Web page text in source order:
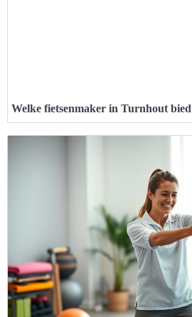
Welke fietsenmaker in Turnhout